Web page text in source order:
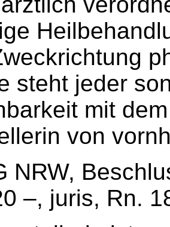
steht jeder
mit
von
NRW,
–, juris, Rn.